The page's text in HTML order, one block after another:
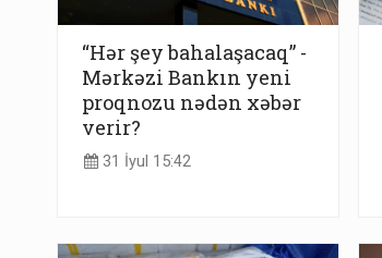
“Hər şey bahalaşacaq” -
Mərkəzi Bankın yeni
proqnozu nədən xəbər
verir?
31 İyul 15:42